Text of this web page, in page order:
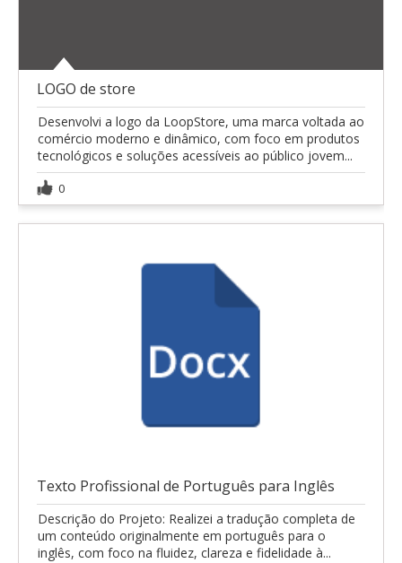
LOGO de store
Desenvolvi a logo da LoopStore, uma marca voltada ao
comércio moderno e dinâmico, com foco em produtos
tecnológicos e soluções acessíveis ao público jovem...
0
Texto Profissional de Português para Inglês
Descrição do Projeto: Realizei a tradução completa de
um conteúdo originalmente em português para o
inglês, com foco na fluidez, clareza e fidelidade à...